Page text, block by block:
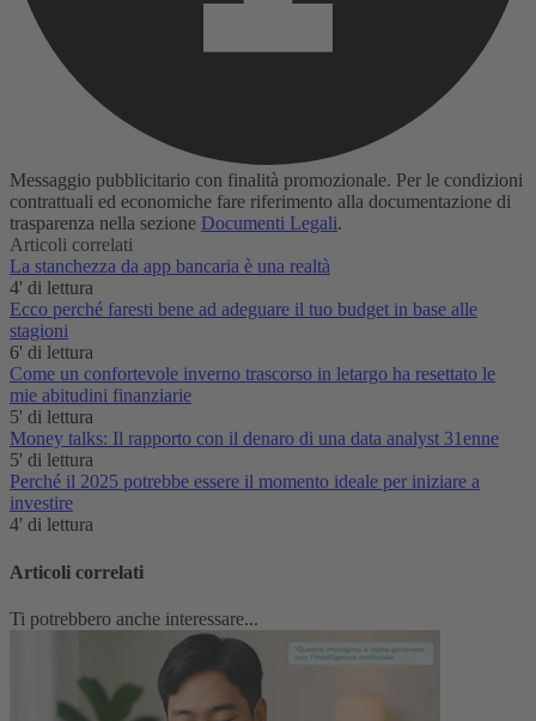
Messaggio pubblicitario con finalità promozionale. Per le condizioni
contrattuali ed economiche fare riferimento alla documentazione di
trasparenza nella sezione Documenti Legali.
Articoli correlati
La stanchezza da app bancaria è una realtà‌
4' di lettura
Ecco perché faresti bene ad adeguare il tuo budget in base alle
stagioni
6' di lettura
Come un confortevole inverno trascorso in letargo ha resettato le
mie abitudini finanziarie
5' di lettura
Money talks: Il rapporto con il denaro di una data analyst 31enne
5' di lettura
Perché il 2025 potrebbe essere il momento ideale per iniziare a
investire
4' di lettura
Articoli correlati
Ti potrebbero anche interessare...